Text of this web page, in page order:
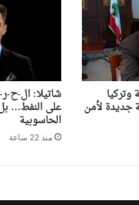
جديدة لأمن
شاتيلا: ال-ح-
على النفط…
الحاسوبية
منذ 22 ساعة